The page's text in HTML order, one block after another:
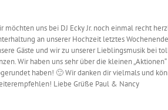
möchten uns bei DJ Ecky Jr. noch einmal recht
an unserer Hochzeit letztes
Gäste und wir zu unserer Lieblingsmusik bei
Wir haben uns sehr über die kleinen
haben! 🙂 Wir danken dir vielmals und
Liebe Grüße Paul & Nancy